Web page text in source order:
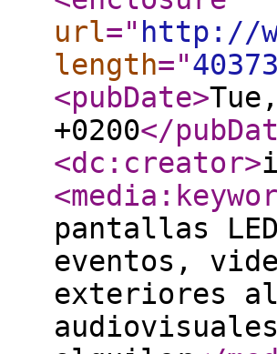
url=" http://
length="40373
<pubDate>
+0200</
<dc:creator>
pantallas
eventos,
exteriores